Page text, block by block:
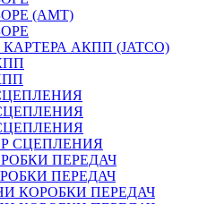
(AMT)
АКПП (JATCO)
СЦЕПЛЕНИЯ
ПЕРЕДАЧ
ПЕРЕДАЧ
КОРОБКИ ПЕРЕДАЧ